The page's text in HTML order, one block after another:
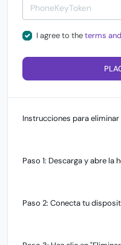
I agree to theterms
Instrucciones para eliminar
Paso 1: Descarga y abre la
Paso 2: Conecta tu